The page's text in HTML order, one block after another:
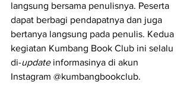
langsung bersama penulisnya. Peserta
dapat berbagi pendapatnya dan juga
bertanya langsung pada penulis. Kedua
kegiatan Kumbang Book Club ini selalu
di-update informasinya di akun
Instagram @kumbangbookclub.